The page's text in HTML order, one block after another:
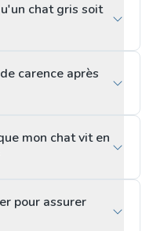
chat gris soit
carence après
mon chat vit en
pour assurer